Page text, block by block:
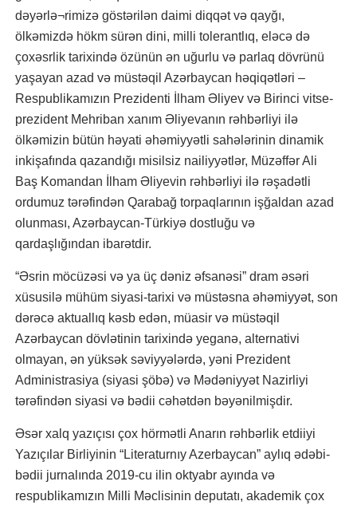
dəyərlə¬rimizə göstərilən daimi diqqət və qayğı,
ölkəmizdə hökm sürən dini, milli tolerantlıq, eləcə də
çoxəsrlik tarixində özünün ən uğurlu və parlaq dövrünü
yaşayan azad və müstəqil Azərbaycan həqiqətləri –
Respublikamızın Prezidenti İlham Əliyev və Birinci vitse-
prezident Mehriban xanım Əliyevanın rəhbərliyi ilə
ölkəmizin bütün həyati əhəmiyyətli sahələrinin dinamik
inkişafında qazandığı misilsiz nailiyyətlər, Müzəffər Ali
Baş Komandan İlham Əliyevin rəhbərliyi ilə rəşadətli
ordumuz tərəfindən Qarabağ torpaqlarının işğaldan azad
olunması, Azərbaycan-Türkiyə dostluğu və
qardaşlığından ibarətdir.
“Əsrin möcüzəsi və ya üç dəniz əfsanəsi” dram əsəri
xüsusilə mühüm siyasi-tarixi və müstəsna əhəmiyyət, son
dərəcə aktuallıq kəsb edən, müasir və müstəqil
Azərbaycan dövlətinin tarixində yeganə, alternativi
olmayan, ən yüksək səviyyələrdə, yəni Prezident
Administrasiya (siyasi şöbə) və Mədəniyyət Nazirliyi
tərəfindən siyasi və bədii cəhətdən bəyənilmişdir.
Əsər xalq yazıçısı çox hörmətli Anarın rəhbərlik etdiiyi
Yazıçılar Birliyinin “Literaturnıy Azerbaycan” aylıq ədəbi-
bədii jurnalında 2019-cu ilin oktyabr ayında və
respublikamızın Milli Məclisinin deputatı, akademik çox